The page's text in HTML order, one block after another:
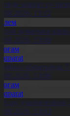
алапат су
13:12
аумағына
13:09
облысында 7
13:06
13:03